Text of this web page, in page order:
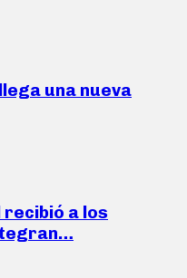
una nueva
recibió a los